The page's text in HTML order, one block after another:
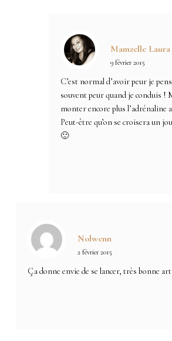
Mamzelle Laura
9 février 2015
C’est normal d’avoir peur je
souvent peur quand je conduis !
monter encore plus l’adrénaline
Peut-être qu’on se croisera un
🙂
Nolwenn
2 février 2015
Ça donne envie de se lancer, très bonne